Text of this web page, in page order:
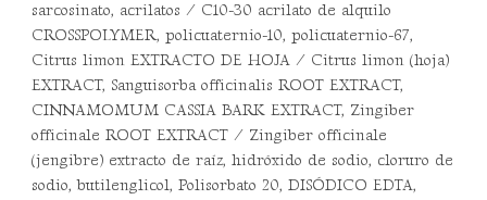
sarcosinato, acrilatos / C10-30 acrilato de alquilo
CROSSPOLYMER, policuaternio-10, policuaternio-67,
Citrus limon EXTRACTO DE HOJA / Citrus limon (hoja)
EXTRACT, Sanguisorba officinalis ROOT EXTRACT,
CINNAMOMUM CASSIA BARK EXTRACT, Zingiber
officinale ROOT EXTRACT / Zingiber officinale
(jengibre) extracto de raíz, hidróxido de sodio, cloruro de
sodio, butilenglicol, Polisorbato 20, DISÓDICO EDTA,